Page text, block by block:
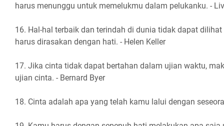
harus menunggu untuk memelukmu dalam pelukanku. -
16. Hal-hal terbaik dan terindah di dunia tidak dapat
harus dirasakan dengan hati. - Helen Keller
17. Jika cinta tidak dapat bertahan dalam ujian waktu,
ujian cinta. - Bernard Byer
18. Cinta adalah apa yang telah kamu lalui dengan